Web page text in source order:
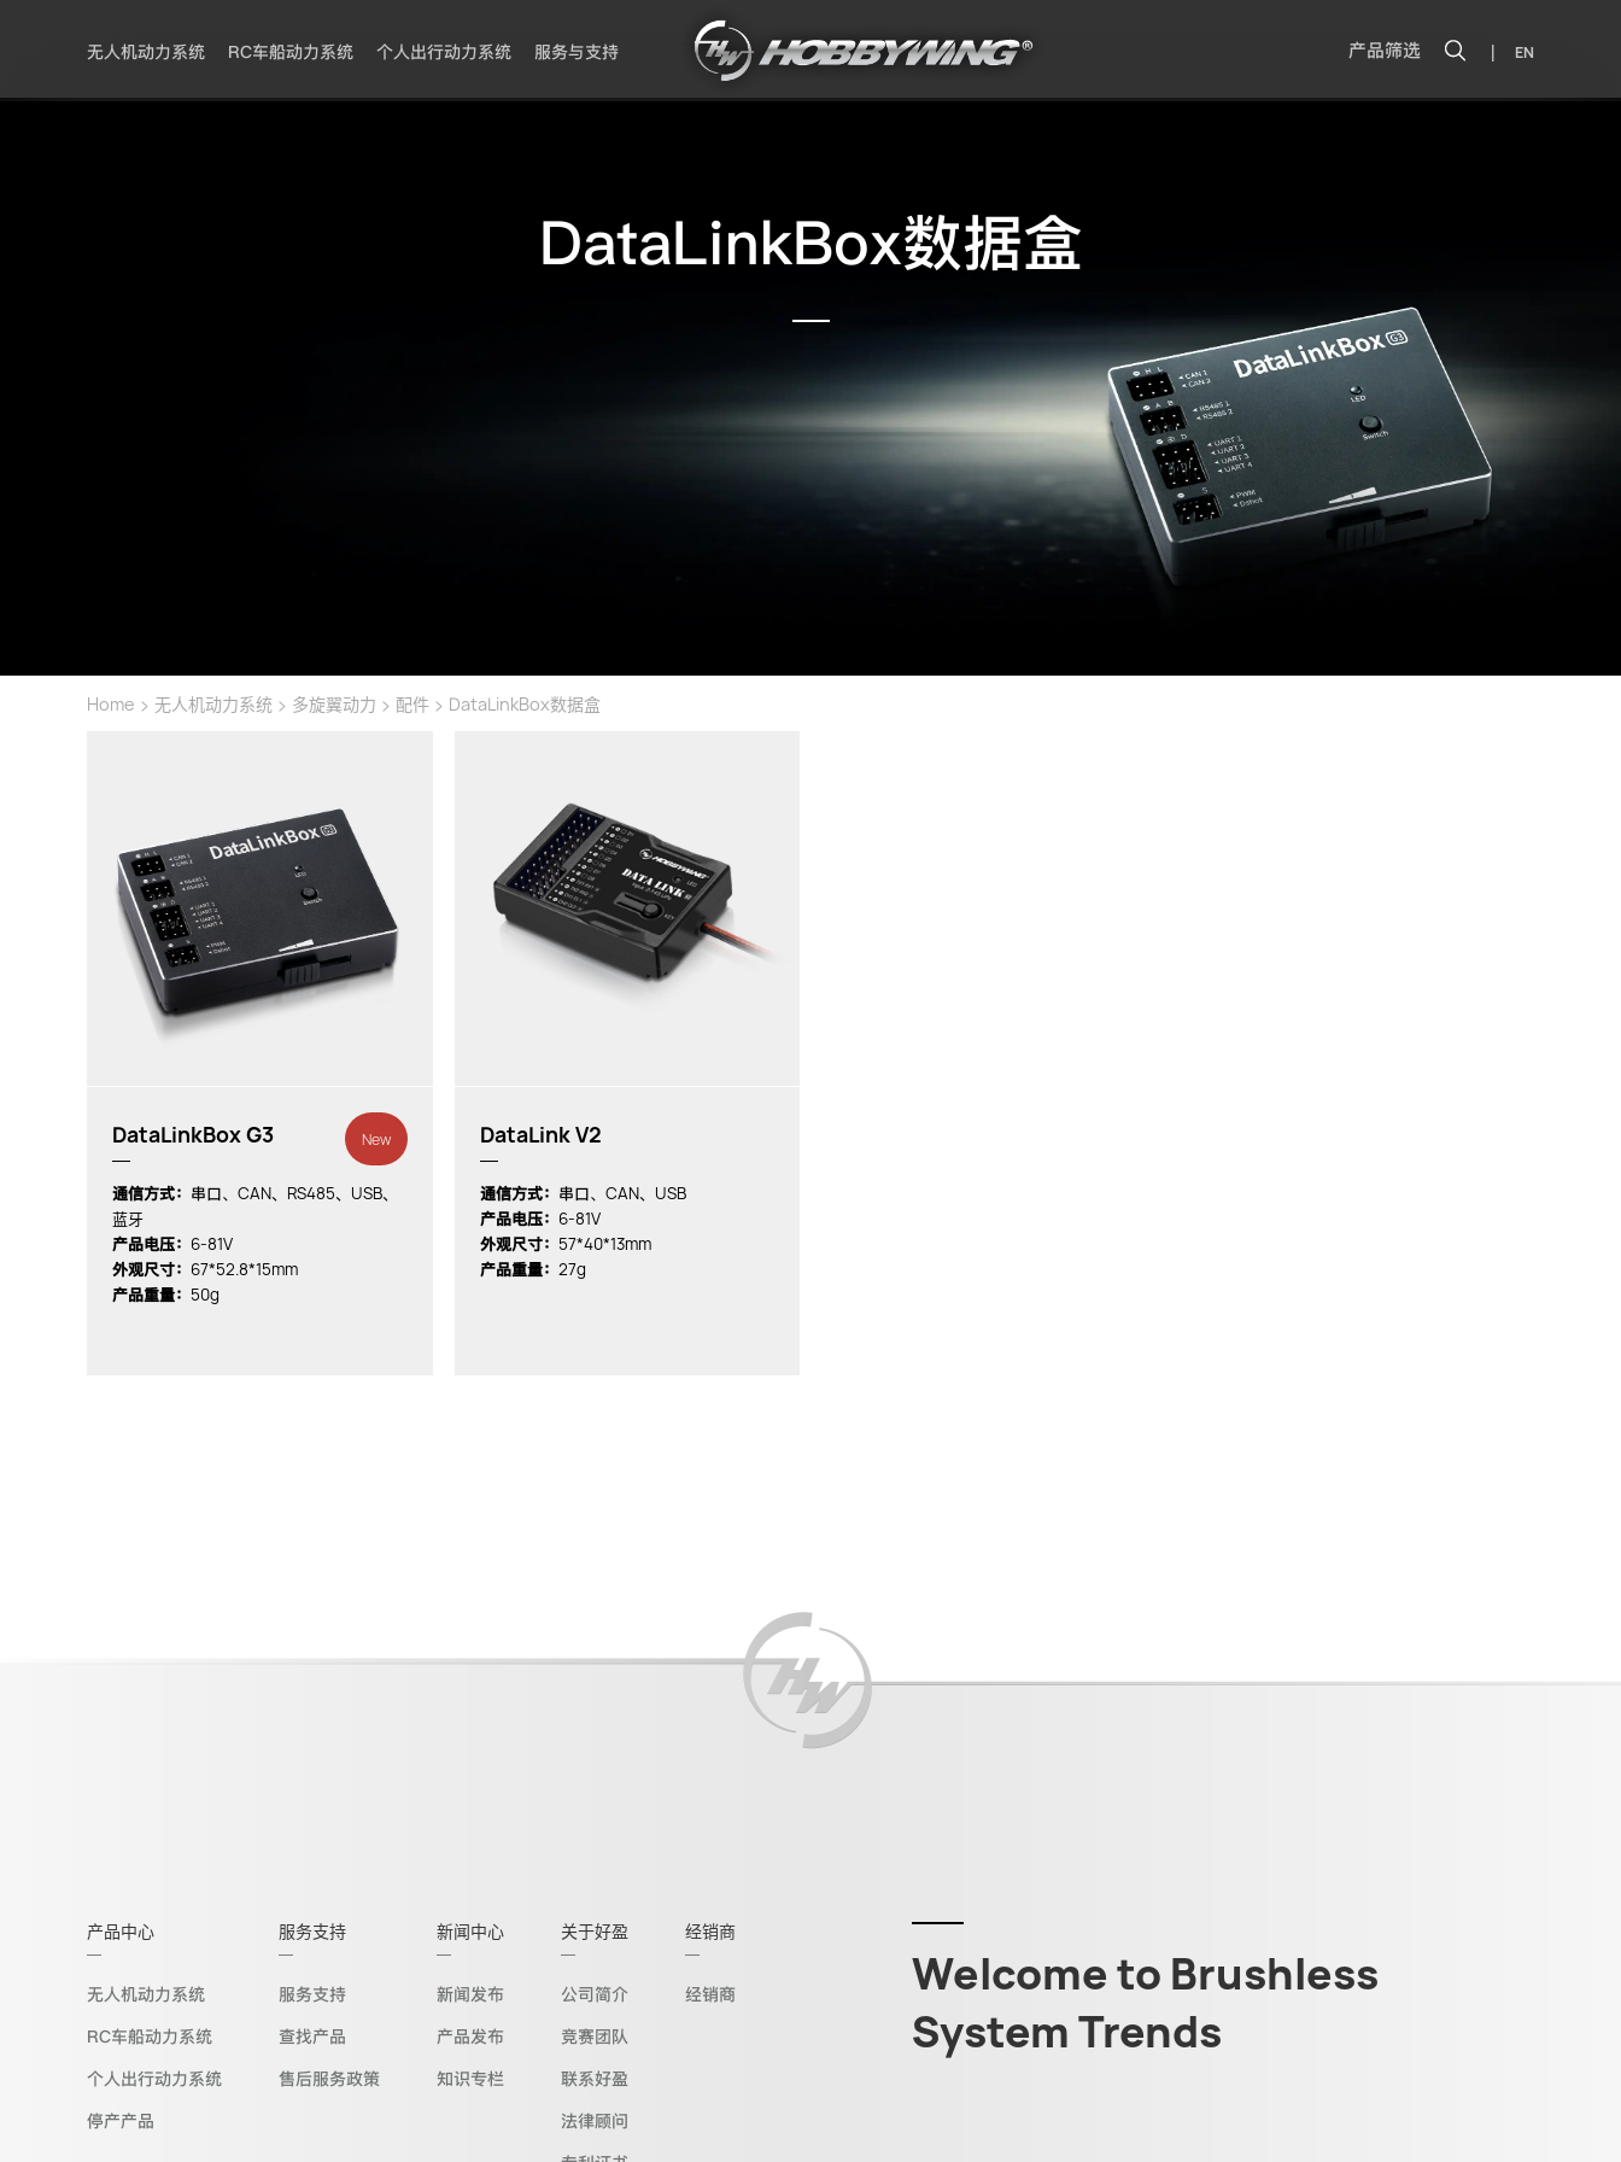
无人机动力系统 RC车船动力系统 个人出行动力系统 服务与支持 产品筛选 | EN
DataLinkBox数据盒
Home > 无人机动力系统 > 多旋翼动力 > 配件 > DataLinkBox数据盒
DataLinkBox G3 New
通信方式： 串口、 CAN、RS485、USB、
蓝牙
产品电压： 6-81V
外观尺寸： 67*52.8*15mm
产品重量： 50g
DataLink V2
通信方式： 串口、 CAN、USB
产品电压： 6-81V
外观尺寸： 57*40*13mm
产品重量： 27g
产品中心
无人机动力系统
RC车船动力系统
个人出行动力系统
停产产品
服务支持
服务支持
查找产品
售后服务政策
新闻中心
新闻发布
产品发布
知识专栏
关于好盈
公司简介
竞赛团队
联系好盈
法律顾问
经销商
经销商
Welcome to Brushless
System Trends